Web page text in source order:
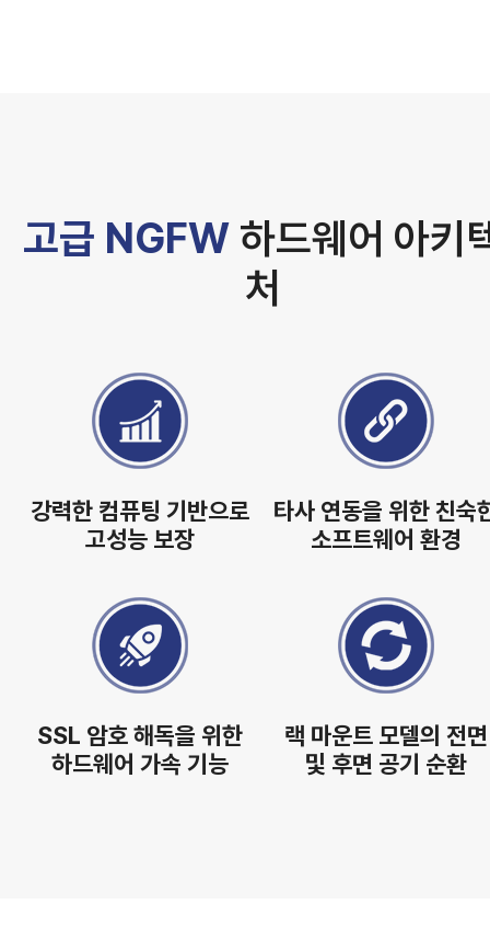
고급 NGFW 하드웨어 아키
처
강력한 컴퓨팅 기반으로
고성능 보장
타사 연동을 위한 친숙
소프트웨어 환경
SSL 암호 해독을 위한
하드웨어 가속 기능
랙 마운트 모델의 전면
및 후면 공기 순환